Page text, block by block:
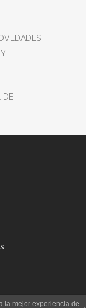
DE
la mejor experiencia de